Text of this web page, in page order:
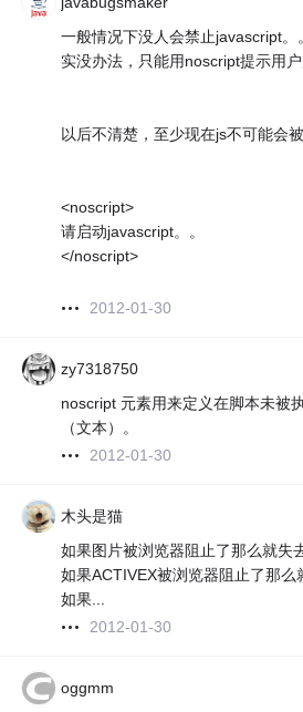
一般情况下没人会禁止javascript。
实没办法，只能用noscript提示用户
以后不清楚，至少现在js不可能会被
<noscript>
请启动javascript。。
</noscript>
2012-01-30
zy7318750
noscript 元素用来定义在脚本未被
（文本）。
2012-01-30
木头是猫
如果图片被浏览器阻止了那么就失
如果ACTIVEX被浏览器阻止了那么
如果...
2012-01-30
oggmm